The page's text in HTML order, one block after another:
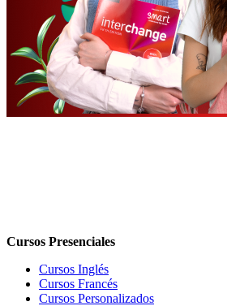
Cursos Presenciales
Cursos Inglés
Cursos Francés
Cursos Personalizados